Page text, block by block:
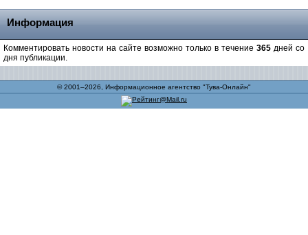
Информация
Комментировать новости на сайте возможно только в течение 365 дней со
дня публикации.
© 2001–2026, Информационное агентство "Тува-Онлайн"